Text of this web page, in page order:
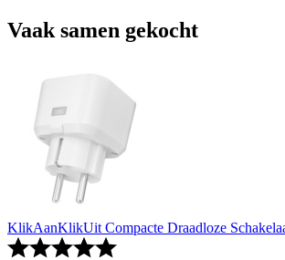
Vaak samen gekocht
KlikAanKlikUit Compacte Draadloze